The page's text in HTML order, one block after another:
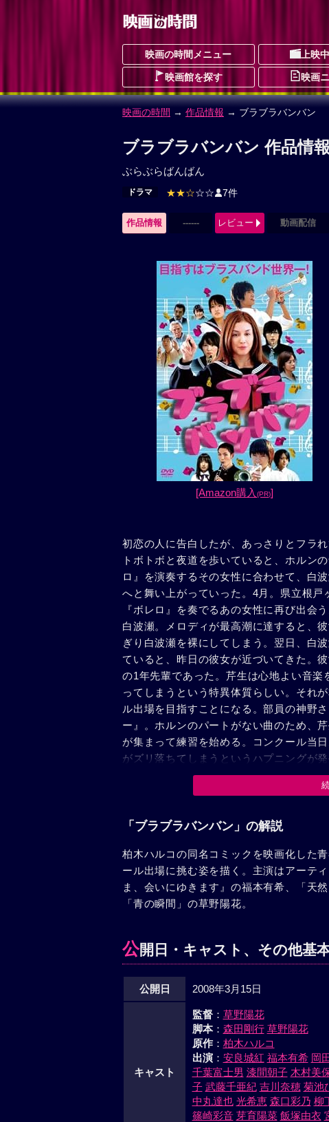
映画の時間メニュー 上映
映画館を探す 映画
映画の時間 → 作品情報 → ブラブラバンバン
ブラブラバンバン 作品情報
ぶらぶらばんばん
ドラマ ★★☆☆☆ 7件
作品情報 ------ レビュー 動画配信
[Amazon購入(PR)]
初恋の人に告白したが、あっさりとフラ
トボトボと夜道を歩いていると、ホルン
ロ』を演奏するその女性に合わせて、白
へと舞い上がっていった。4月。県立根
『ボレロ』を奏でるあの女性に再び出会
白波瀬。メロディが最高潮に達すると、
ぎり白波瀬を裸にしてしまう。翌日、白
ていると、昨日の彼女が近づいてきた。
の1年先輩であった。芹生は心地よい音
ってしまうという特異体質らしい。それ
ル出場を目指すことになる。部員の神野
ー』。ホルンのパートがない曲のため、
が集まって練習を始める。コンクール当
がズリ落ちてしまうというハプニングが
出場が決定する。自由曲『ダッタン人の
生を高揚させるような演奏ができずにい
る日、練習に参加せず部屋のベッドで寝
ステージに上がることを決意する……。
「ブラブラバンバン」の解説
柏木ハルコの同名コミックを映画化した
ール出場に挑む姿を描く。主演はアーテ
ま、会いにゆきます』の福本有希、「天
「青の瞬間」の草野陽花。
公開日・キャスト、その他基
公開日 2008年3月15日
キャスト
監督： 草野陽花
脚本： 森田剛行 草野陽花
原作： 柏木ハルコ
出演： 安良城紅 福本有希 岡
千葉富士男 漆間朝子 木村美
子 武藤千亜紀 吉川奈穂 菊池
中丸達也 光希恵 森口彩乃 柳
篠崎彩音 芽育陽菜 飯塚由衣